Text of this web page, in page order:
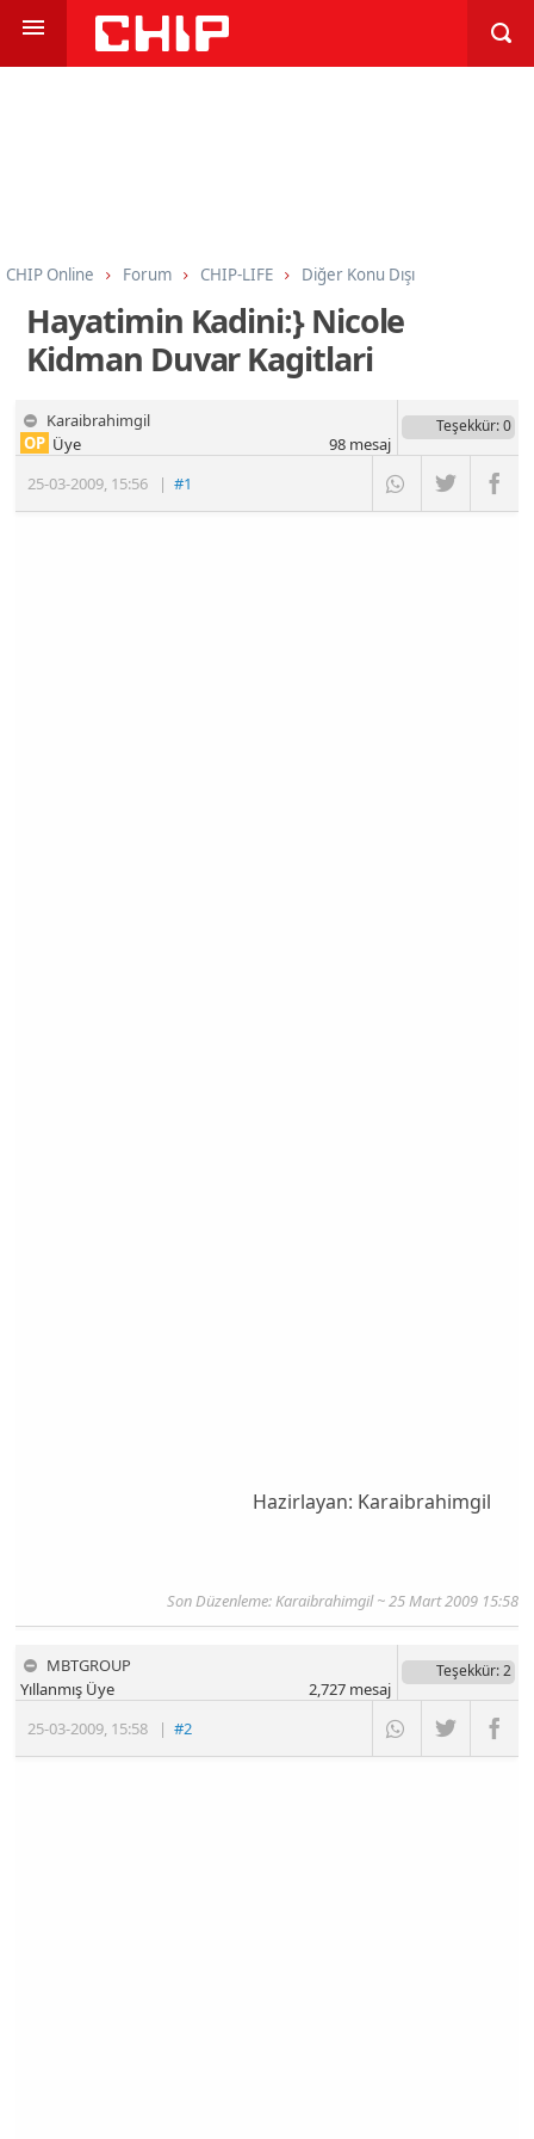
CHIP Online Forum CHIP-LIFE Diğer Konu Dışı
Hayatimin Kadini:} Nicole
Kidman Duvar Kagitlari
Karaibrahimgil
25-03-2009, 15:56 |#1
OP Üye
Teşekkür: 0
98mesaj
Hazirlayan: Karaibrahimgil
Son Düzenleme: Karaibrahimgil~ 25 Mart 2009 15:58
MBTGROUP
25-03-2009 15:58 |#2
Yıllanmış Üye
Teşekkür: 2
2,727mesaj